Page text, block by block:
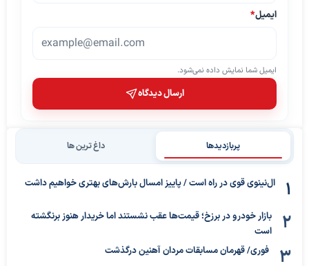
ایمیل*
ایمیل شما نمایش داده نمی‌شود.
ارسال دیدگاه
پربازدیدها داغ ترین ها
ال‌نینوی قوی در راه است / پاییز امسال بارش‌های بهتری خواهیم داشت
بازار خودرو در برزخ؛ قیمت‌ها عقب نشستند اما خریدار هنوز برنگشته
است
فوری/ قهرمان مسابقات مردان آهنین درگذشت